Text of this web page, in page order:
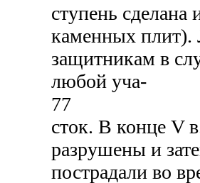
ступень
каменных плит).
защитникам в
любой уча-
77
сток. В конце V
разрушены и
пострадали во